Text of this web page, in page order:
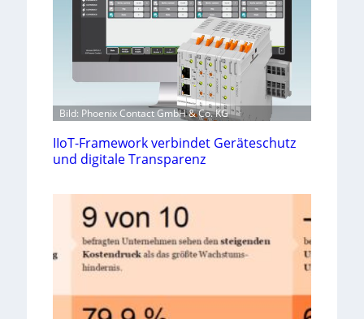
Bild: Phoenix Contact GmbH & Co. KG
IIoT-Framework verbindet Geräteschutz
und digitale Transparenz